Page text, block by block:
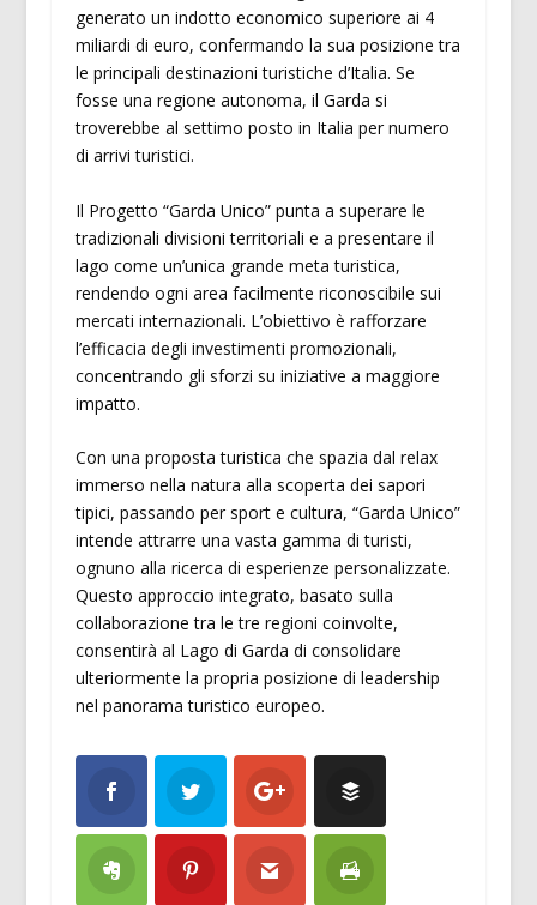
generato un indotto economico superiore ai 4
miliardi di euro, confermando la sua posizione tra
le principali destinazioni turistiche d’Italia. Se
fosse una regione autonoma, il Garda si
troverebbe al settimo posto in Italia per numero
di arrivi turistici.
Il Progetto “Garda Unico” punta a superare le
tradizionali divisioni territoriali e a presentare il
lago come un’unica grande meta turistica,
rendendo ogni area facilmente riconoscibile sui
mercati internazionali. L’obiettivo è rafforzare
l’efficacia degli investimenti promozionali,
concentrando gli sforzi su iniziative a maggiore
impatto.
Con una proposta turistica che spazia dal relax
immerso nella natura alla scoperta dei sapori
tipici, passando per sport e cultura, “Garda Unico”
intende attrarre una vasta gamma di turisti,
ognuno alla ricerca di esperienze personalizzate.
Questo approccio integrato, basato sulla
collaborazione tra le tre regioni coinvolte,
consentirà al Lago di Garda di consolidare
ulteriormente la propria posizione di leadership
nel panorama turistico europeo.